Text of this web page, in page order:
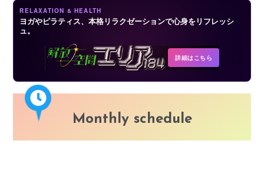
RELAXATION & HEALTH
ヨガやピラティス、本格リラクゼーションで心身をリフレッシ
ュ。
詳細はこちら
Monthly schedule